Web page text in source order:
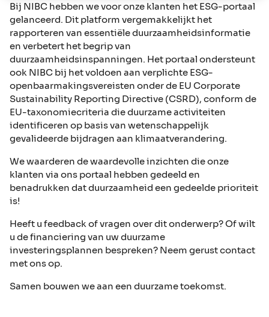
Bij NIBC hebben we voor onze klanten het ESG-portaal
gelanceerd. Dit platform vergemakkelijkt het
rapporteren van essentiële duurzaamheidsinformatie
en verbetert het begrip van
duurzaamheidsinspanningen. Het portaal ondersteunt
ook NIBC bij het voldoen aan verplichte ESG-
openbaarmakingsvereisten onder de EU Corporate
Sustainability Reporting Directive (CSRD), conform de
EU-taxonomiecriteria die duurzame activiteiten
identificeren op basis van wetenschappelijk
gevalideerde bijdragen aan klimaatverandering.
We waarderen de waardevolle inzichten die onze
klanten via ons portaal hebben gedeeld en
benadrukken dat duurzaamheid een gedeelde prioriteit
is!
Heeft u feedback of vragen over dit onderwerp? Of wilt
u de financiering van uw duurzame
investeringsplannen bespreken? Neem gerust contact
met ons op.
Samen bouwen we aan een duurzame toekomst.